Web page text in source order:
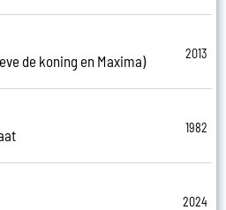
de koning en Maxima)
2013
1982
2024